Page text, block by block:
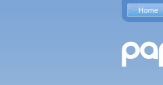
Home